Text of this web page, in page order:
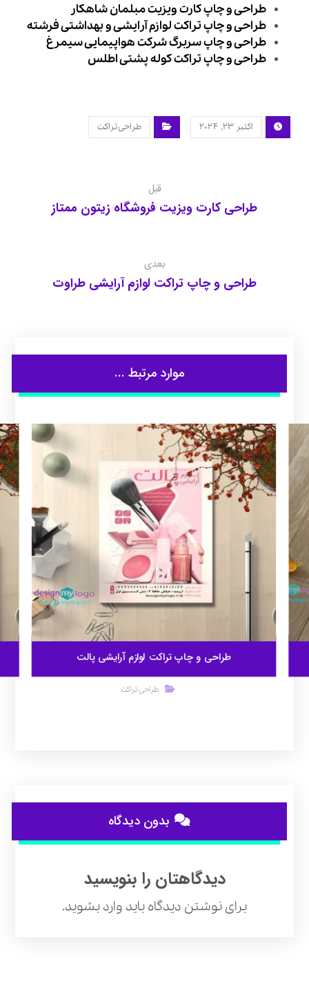
طراحی و چاپ کارت ویزیت مبلمان شاهکار
طراحی و چاپ تراکت لوازم آرایشی و بهداشتی فرشته
طراحی و چاپ سربرگ شرکت هواپیمایی سیمرغ
طراحی و چاپ تراکت کوله پشتی اطلس
اکتبر ۲۳, ۲۰۲۴ طراحی تراکت
قبل
طراحی کارت ویزیت فروشگاه زیتون ممتاز
بعدی
طراحی و چاپ تراکت لوازم آرایشی طراوت
موارد مرتبط ...
طراحی و چاپ تراکت لوازم آرایشی پالت
طراحی تراکت
بدون دیدگاه
دیدگاهتان را بنویسید
برای نوشتن دیدگاه باید وارد بشوید.